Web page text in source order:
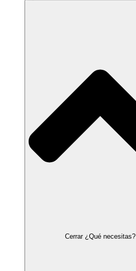
Cerrar ¿Qué necesitas?